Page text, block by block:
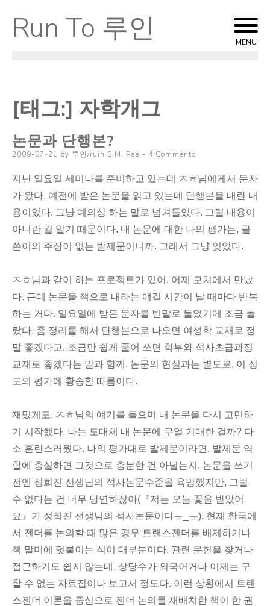
Skip
to
Run To 루인 MENU
[태그:] 자학개그
논문과 단행본?
Posted
2009-07-21 by 루인/ruin S.M. Pae 4 Comments
지난 일요일 세미나를 준비하고 있는데 ㅈㅎ님에게서 문자
가 왔다. 예전에 받은 논문을 읽고 있는데 단행본을 내란 내
용이었다. 그냥 예의상 하는 말로 넘겨들었다. 그럴 내용이
아니란 걸 알기 때문이다. 내 논문에 대한 나의 평가는, 글
쓴이의 주장이 없는 발제문이니까. 그래서 그냥 잊었다.
ㅈㅎ님과 같이 하는 프로젝트가 있어, 어제 모처에서 만났
다. 근데 논문을 책으로 내라는 얘길 시간이 날 때마다 반복
하는 거다. 일요일에 받은 문자를 빈말로 들었기에 조금 놀
랐다. 좀 정리를 해서 단행본으로 나오면 여성학 교재로 정
말 좋겠다고. 조금만 쉽게 풀어 쓰면 학부와 석사초급과정
교재로 좋겠다는 말과 함께. 논문의 현실과는 별도로, 이 정
도의 평가에 황송할 따름이다.
재밌게도, ㅈㅎ님의 얘기를 들으며 내 논문을 다시 고민하
기 시작했다. 나는 도대체 내 논문에 무얼 기대한 걸까? 다
소 혼란스러웠다. 나의 평가대로 발제문이라면, 발제문 역
할에 충실하면 그것으로 충분한 건 아닐는지. 논문을 쓰기
전엔 정희진 선생님의 석사논문수준을 욕망했지만, 그럴
수 없다는 건 너무 당연하잖아(『저는 오늘 꽃을 받았어
요』가 정희진 선생님의 석사논문이다ㅠ_ㅠ). 현재 한국에
서 젠더를 논의할 때 많은 경우 트랜스젠더를 배제하거나
책 말미에 덧붙이는 식이 대부분이다. 관련 문헌을 찾거나
접근하기도 쉽지 않는데, 상당수가 외국어거나 이제는 구
할 수 없는 자료집이나 보고서 정도다. 이런 상황에서 트랜
스젠더 이론을 중심으로 젠더 논의를 재배치한 책이 한 권